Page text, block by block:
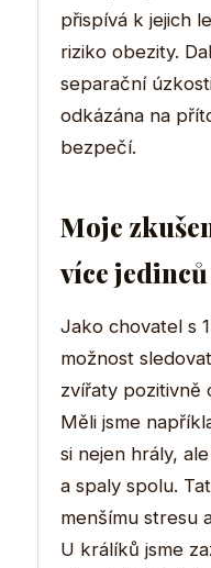
přispívá k jejich
riziko obezity.
separační
odkázána na
bezpečí.
Moje
více jedinců
Jako chovatel s
možnost
zvířaty pozitivně
Měli jsme
si nejen hrály,
a spaly spolu.
menšímu stresu
U králíků jsme